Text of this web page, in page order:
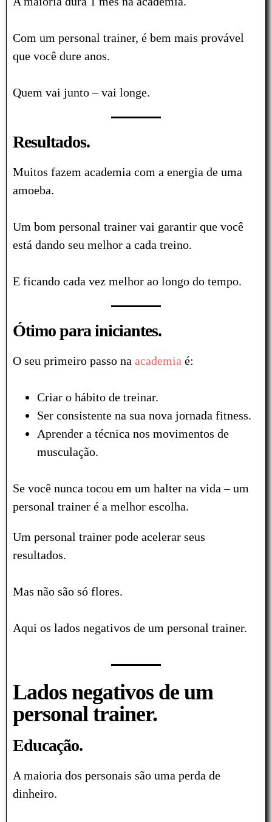
Com um personal trainer, é bem mais provável
que você dure anos.
Quem vai junto – vai longe.
Resultados.
Muitos fazem academia com a energia de uma
amoeba.
Um bom personal trainer vai garantir que você
está dando seu melhor a cada treino.
E ficando cada vez melhor ao longo do tempo.
Ótimo para iniciantes.
O seu primeiro passo na academia é:
Criar o hábito de treinar.
Ser consistente na sua nova jornada fitness.
Aprender a técnica nos movimentos de
musculação.
Se você nunca tocou em um halter na vida – um
personal trainer é a melhor escolha.
Um personal trainer pode acelerar seus
resultados.
Mas não são só flores.
Aqui os lados negativos de um personal trainer.
Lados negativos de um
personal trainer.
Educação.
A maioria dos personais são uma perda de
dinheiro.